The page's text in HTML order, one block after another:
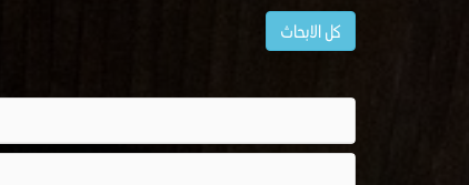
كل الابحاث